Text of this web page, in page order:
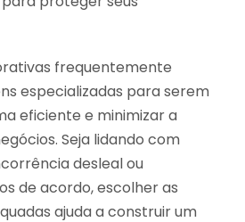
frequentemente
especializadas para serem
eficiente e minimizar a
Seja lidando com
desleal ou
de acordo, escolher as
ajuda a construir um